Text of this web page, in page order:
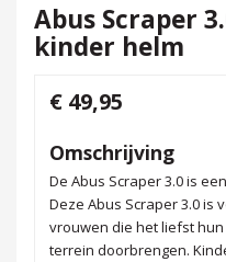
Abus Scraper
kinder helm
€ 49,95
Omschrijving
De Abus Scraper 3.0 is
Deze Abus Scraper 3.0 is
vrouwen die het liefst
terrein doorbrengen.